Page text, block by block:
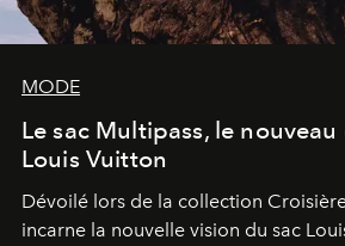
MODE
Le sac Multipass, le
Louis Vuitton
Dévoilé lors de la collection
incarne la nouvelle vision du sac